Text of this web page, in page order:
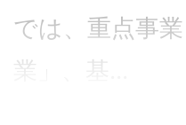
では、重点事
業」、基...